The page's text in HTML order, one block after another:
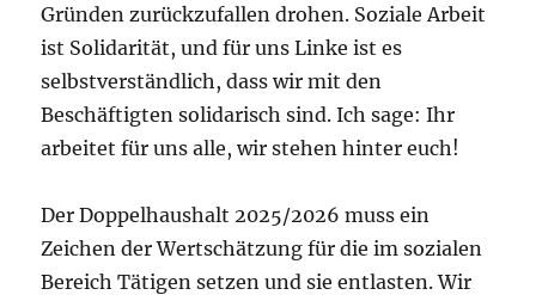
Gründen zurückzufallen drohen. Soziale Arbeit
ist Solidarität, und für uns Linke ist es
selbstverständlich, dass wir mit den
Beschäftigten solidarisch sind. Ich sage: Ihr
arbeitet für uns alle, wir stehen hinter euch!
Der Doppelhaushalt 2025/2026 muss ein
Zeichen der Wertschätzung für die im sozialen
Bereich Tätigen setzen und sie entlasten. Wir